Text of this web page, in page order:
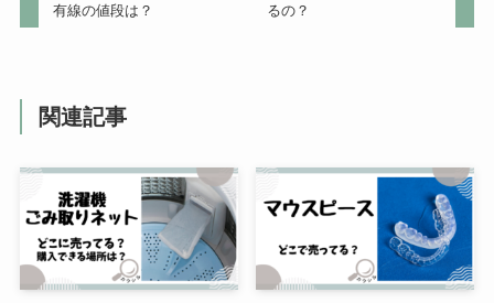
ヘアモンスターはどこで買える？
は嘘？処分の方法など大調査！
有線の値段は？
るの？
関連記事